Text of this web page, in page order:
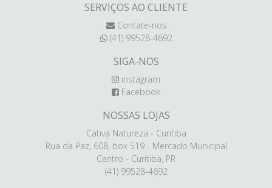
SERVIÇOS AO CLIENTE
Contate-nos
(41) 99528-4692
SIGA-NOS
instagram
Facebook
NOSSAS LOJAS
Cativa Natureza - Curitiba
Rua da Paz, 608, box 519 - Mercado Municipal
Centro - Curitiba, PR
(41) 99528-4692